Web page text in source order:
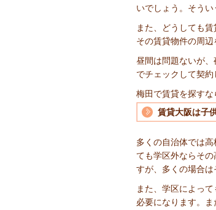
いでしょう。そうい
また、どうしても
その賃貸物件の周辺
昼間は問題ないが
でチェックして契約
梅田で賃貸を探すな
賃貸大阪は子
多くの自治体では
ても学区外ならそ
すが、多くの場合は
また、学区によっ
必要になります。